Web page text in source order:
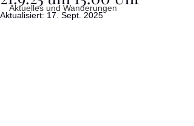
Aktuelles und Wanderungen
Aktualisiert: 17. Sept. 2025